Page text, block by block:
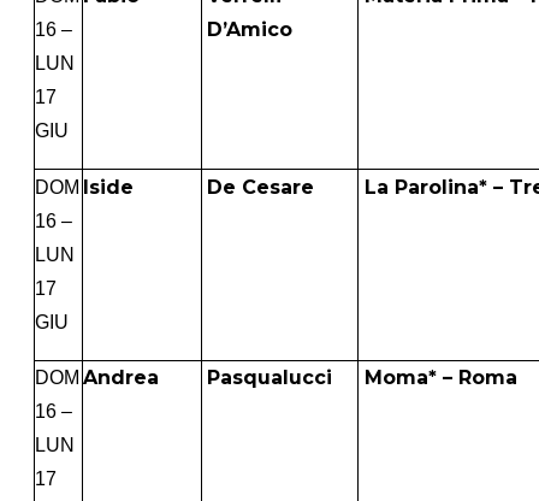
16 –
LUN
17
GIU
D’Amico
DOM
16 –
LUN
17
GIU
Iside De Cesare La Parolina* –
DOM
16 –
LUN
17
Andrea Pasqualucci Moma* – Roma